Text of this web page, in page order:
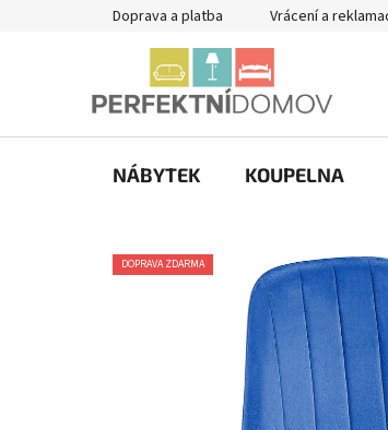
Doprava a platba Vrácení a
NÁBYTEK KOUPELNA
DOPRAVA ZDARMA